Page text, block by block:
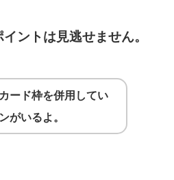
ントは見逃せません。
ード枠を併用してい
がいるよ。